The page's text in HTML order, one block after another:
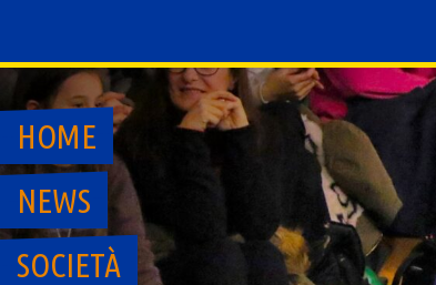
content
HOME
NEWS
SOCIETÀ